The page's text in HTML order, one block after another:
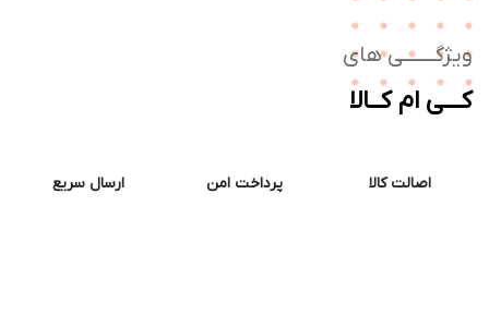
های
ام کــالا
اصالت کالا پرداخت امن ارسال سریع